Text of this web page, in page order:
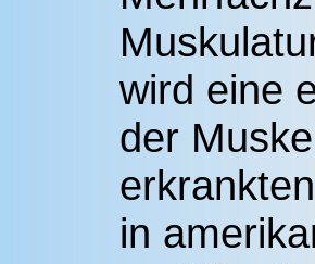
wird eine
der
in